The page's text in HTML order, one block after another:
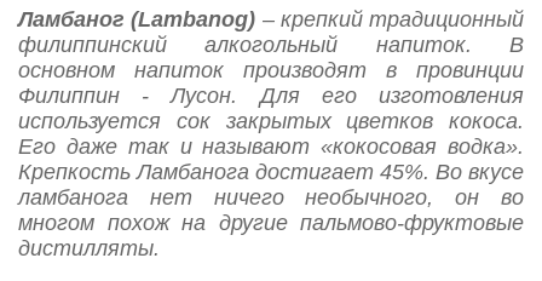
Ламбаног (Lambanog) – крепкий традиционный
филиппинский алкогольный напиток. В
основном напиток производят в провинции
Филиппин - Лусон. Для его изготовления
используется сок закрытых цветков кокоса.
Его даже так и называют «кокосовая водка».
Крепкость Ламбанога достигает 45%. Во вкусе
ламбанога нет ничего необычного, он во
многом похож на другие пальмово-фруктовые
дистилляты.